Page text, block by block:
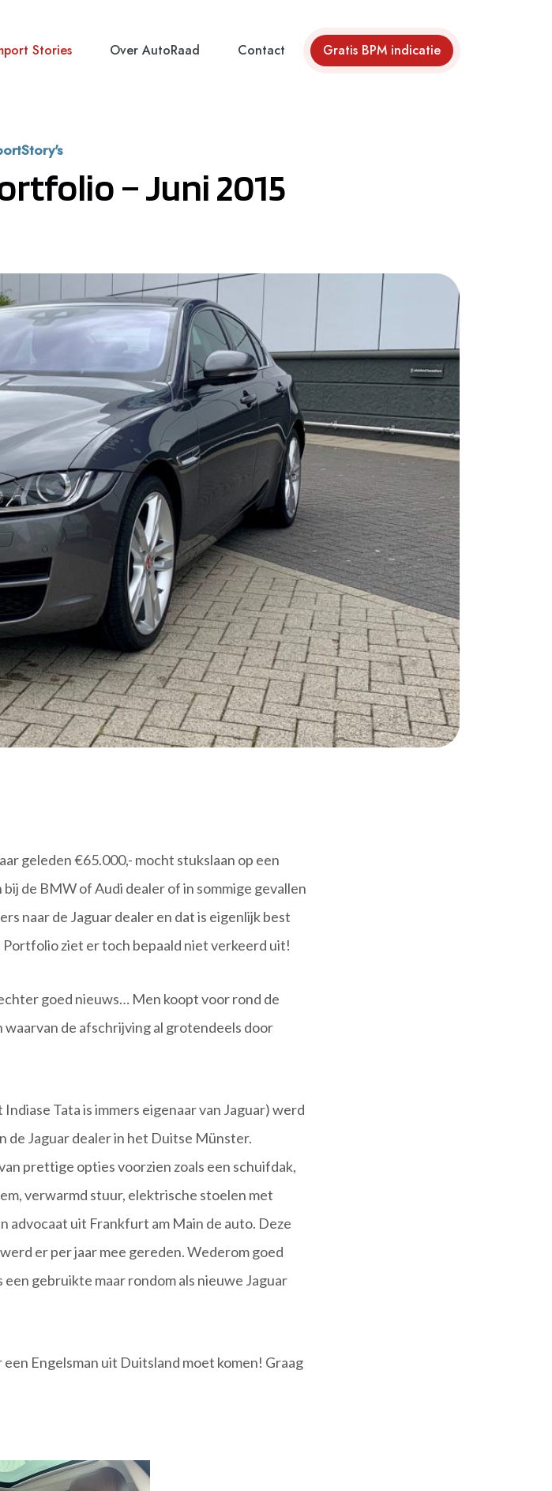
Stories Over AutoRaad Contact Gratis BPM indicatie
– Juni 2015
geleden €65.000,- mocht stukslaan op een
de BMW of Audi dealer of in sommige gevallen
naar de Jaguar dealer en dat is eigenlijk best
Portfolio ziet er toch bepaald niet verkeerd uit!
goed nieuws… Men koopt voor rond de
waarvan de afschrijving al grotendeels door
Tata is immers eigenaar van Jaguar) werd
de Jaguar dealer in het Duitse Münster.
prettige opties voorzien zoals een schuifdak,
verwarmd stuur, elektrische stoelen met
advocaat uit Frankfurt am Main de auto. Deze
er per jaar mee gereden. Wederom goed
gebruikte maar rondom als nieuwe Jaguar
Engelsman uit Duitsland moet komen! Graag